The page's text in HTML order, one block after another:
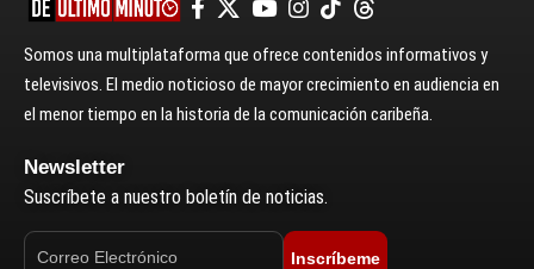
Somos una multiplataforma que ofrece contenidos informativos y
televisivos. El medio noticioso de mayor crecimiento en audiencia en
el menor tiempo en la historia de la comunicación caribeña.
Newsletter
Suscríbete a nuestro boletín de noticias.
Inscríbeme